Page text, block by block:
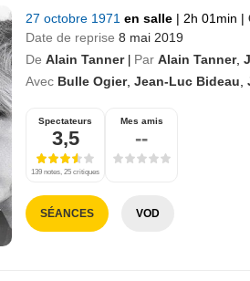
27 octobre 1971 en salle | 2h 01min |
Date de reprise 8 mai 2019
De Alain Tanner | Par Alain Tanner,
Avec Bulle Ogier, Jean-Luc Bideau
Spectateurs
3,5
139 notes, 25 critiques
Mes amis
--
SÉANCES VOD